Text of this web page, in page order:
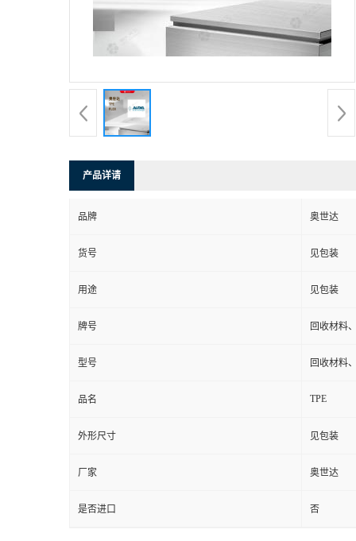
产品详请
品牌 奥世达
货号 见包装
用途 见包装
牌号 回收材料
型号 回收材料
品名 TPE
外形尺寸 见包装
厂家 奥世达
是否进口 否